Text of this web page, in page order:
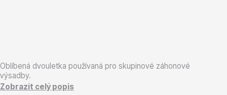
Oblíbená dvouletka používaná pro skupinové záhonové
výsadby.
Zobrazit celý popis